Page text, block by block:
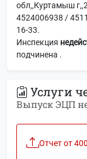
обл,,Куртамыш
4524006938 /
16-33.
Инспекция
подчинена .
Услуги
Выпуск ЭЦП
Отчет от